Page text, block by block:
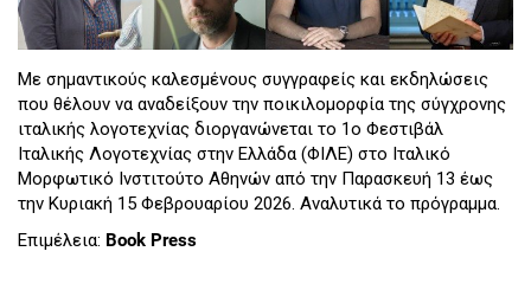
Με σημαντικούς καλεσμένους συγγραφείς και εκδηλώσεις
που θέλουν να αναδείξουν την ποικιλομορφία της σύγχρονης
ιταλικής λογοτεχνίας διοργανώνεται το 1ο Φεστιβάλ
Ιταλικής Λογοτεχνίας στην Ελλάδα (ΦΙΛΕ) στο Ιταλικό
Μορφωτικό Ινστιτούτο Αθηνών από την Παρασκευή 13 έως
την Κυριακή 15 Φεβρουαρίου 2026. Αναλυτικά το πρόγραμμα.
Επιμέλεια: Book Press